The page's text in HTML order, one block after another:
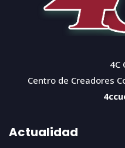
4C
Centro de Creadores
Actualidad